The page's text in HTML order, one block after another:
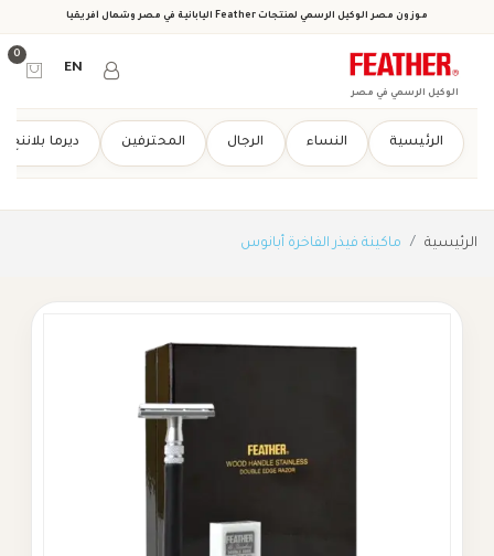
موزون مصر الوكيل الرسمي لمنتجات Feather اليابانية في مصر وشمال أفريقيا
الوكيل الرسمي في مصر
EN
0
الرئيسية النساء الرجال المحترفين ديرما بلاننج
الرئيسية ماكينة فيذر الفاخرة أبانوس